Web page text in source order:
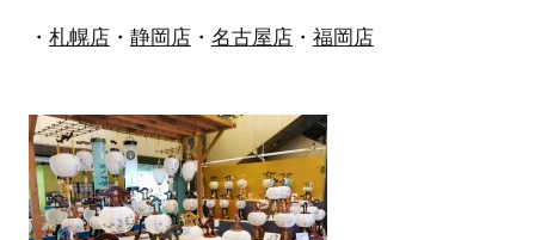
・ 札幌店 ・ 静岡店 ・ 名古屋店 ・ 福岡店